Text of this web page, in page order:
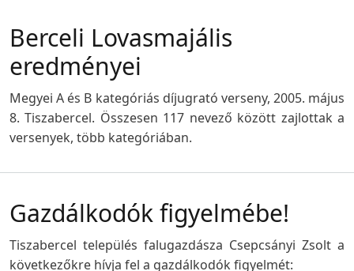
Berceli Lovasmajális
eredményei
Megyei A és B kategóriás díjugrató verseny, 2005. május
8. Tiszabercel. Összesen 117 nevező között zajlottak a
versenyek, több kategóriában.
Gazdálkodók figyelmébe!
Tiszabercel település falugazdásza Csepcsányi Zsolt a
következőkre hívja fel a gazdálkodók figyelmét: